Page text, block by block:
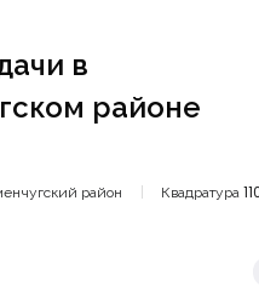
в
районе
район Квадратура